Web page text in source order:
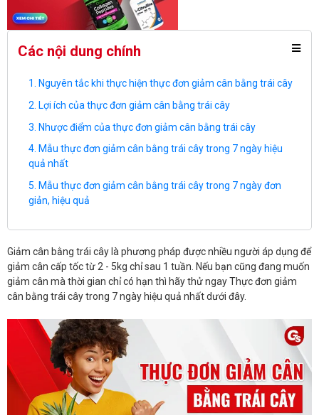
Các nội dung chính
Nguyên tắc khi thực hiện thực đơn giảm cân bằng trái cây
Lợi ích của thực đơn giảm cân bằng trái cây
Nhược điểm của thực đơn giảm cân bằng trái cây
Mẫu thực đơn giảm cân bằng trái cây trong 7 ngày hiệu
quả nhất
Mẫu thực đơn giảm cân bằng trái cây trong 7 ngày đơn
giản, hiệu quả
Giảm cân bằng trái cây là phương pháp được nhiều người áp dụng để
giảm cân cấp tốc từ 2 - 5kg chỉ sau 1 tuần. Nếu bạn cũng đang muốn
giảm cân mà thời gian chỉ có hạn thì hãy thử ngay Thực đơn giảm
cân bằng trái cây trong 7 ngày hiệu quả nhất dưới đây.